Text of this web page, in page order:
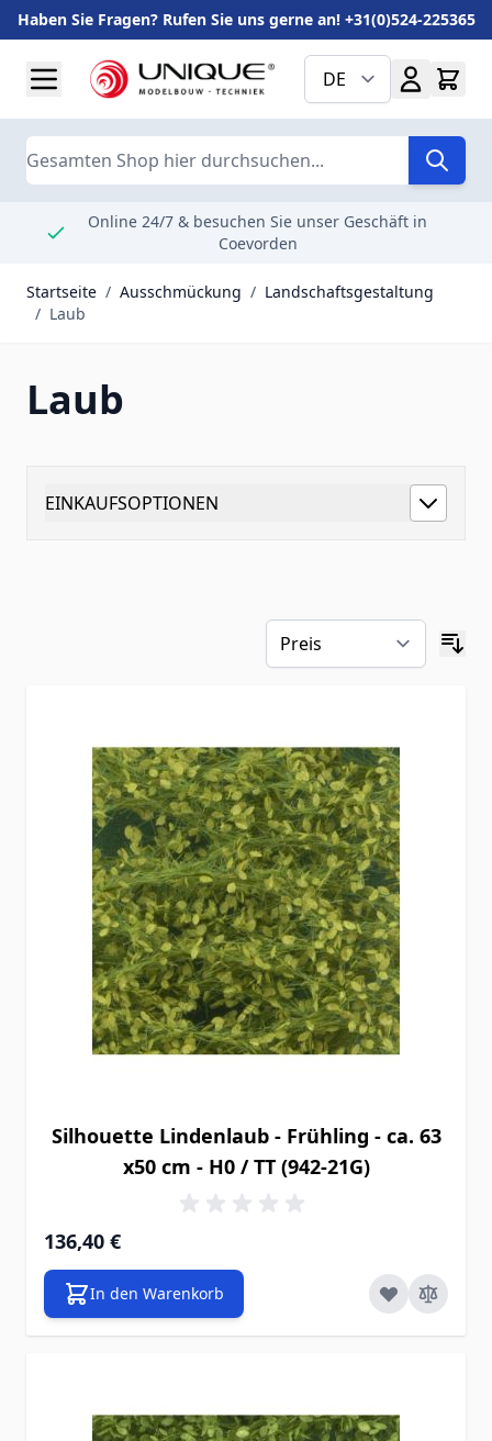
Haben Sie Fragen? Rufen Sie uns gerne an! +31(0)524-225365
DE
Suche
Online 24/7 & besuchen Sie unser Geschäft in
Coevorden
Startseite / Ausschmückung / Landschaftsgestaltung
/ Laub
Laub
EINKAUFSOPTIONEN
Silhouette Lindenlaub - Frühling - ca. 63
x50 cm - H0 / TT (942-21G)
136,40 €
In den Warenkorb